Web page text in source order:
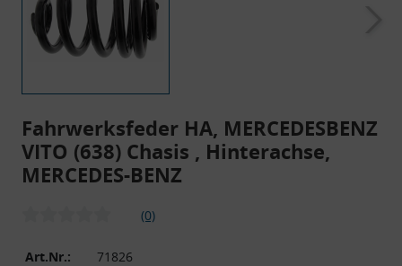
Fahrwerksfeder HA, MERCEDESBENZ
VITO (638) Chasis , Hinterachse,
MERCEDES-BENZ
(0)
Art.Nr.:
71826